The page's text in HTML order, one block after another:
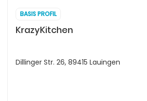
BASIS PROFIL
KrazyKitchen
Dillinger Str. 26, 89415 Lauingen